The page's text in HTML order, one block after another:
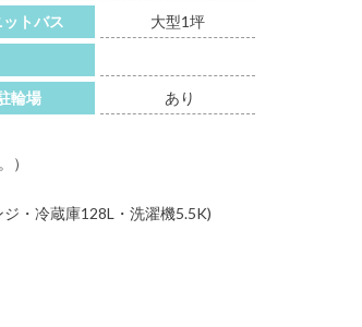
トバス 大型1坪
輪場 あり
）
・冷蔵庫128L・洗濯機5.5K)